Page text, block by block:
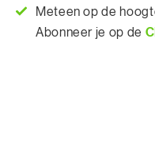
Meteen op de
Abonneer je op de